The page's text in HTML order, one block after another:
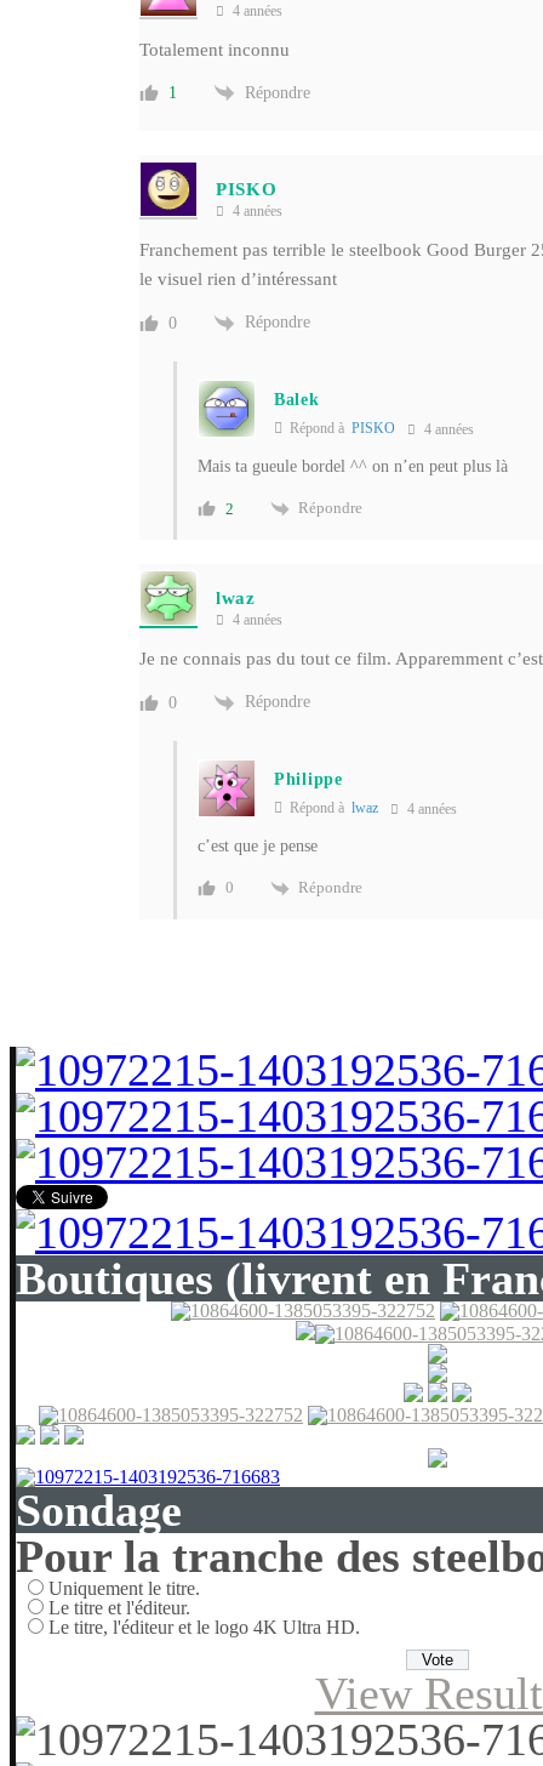
4 années
Totalement inconnu
1 Répondre
PISKO
4 années
Franchement pas terrible le steelbook Good Burger
le visuel rien d’intéressant
0 Répondre
Balek
Répond à PISKO 4 années
Mais ta gueule bordel ^^ on n’en peut plus là
2 Répondre
lwaz
4 années
Je ne connais pas du tout ce film. Apparemment
0 Répondre
Philippe
Répond à lwaz 4 années
c’est que je pense
0 Répondre
Boutiques (livrent en
Sondage
Pour la tranche des
Uniquement le titre.
Le titre et l'éditeur.
Le titre, l'éditeur et le logo 4K Ultra HD.
View